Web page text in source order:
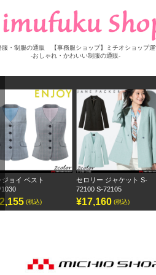
服・制服の通販 【事務服ショップ】ミチオショップ
-おしゃれ・かわいい制服の通販-
セロリー ジャケット S-
72100 S-72105
¥17,160
セロリー ワイドパ
ェーンパッカー
¥12,870